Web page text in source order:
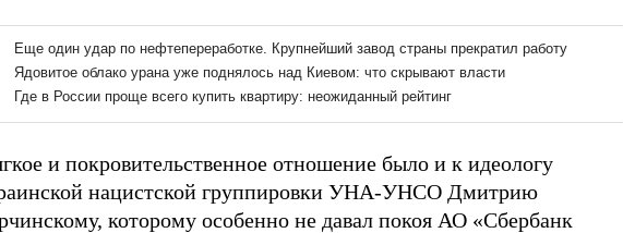
и покровительственное отношение было и к идеологу
нацистской группировки УНА-УНСО Дмитрию
которому особенно не давал покоя АО «Сбербанк